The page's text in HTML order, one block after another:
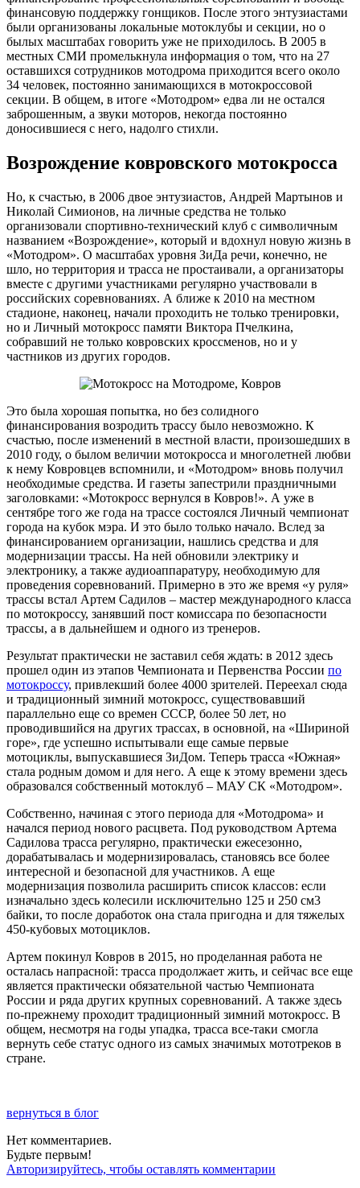
финансовую поддержку гонщиков. После этого энтузиастами
были организованы локальные мотоклубы и секции, но о
былых масштабах говорить уже не приходилось. В 2005 в
местных СМИ промелькнула информация о том, что на 27
оставшихся сотрудников мотодрома приходится всего около
34 человек, постоянно занимающихся в мотокроссовой
секции. В общем, в итоге «Мотодром» едва ли не остался
заброшенным, а звуки моторов, некогда постоянно
доносившиеся с него, надолго стихли.
Возрождение ковровского мотокросса
Но, к счастью, в 2006 двое энтузиастов, Андрей Мартынов и
Николай Симионов, на личные средства не только
организовали спортивно-технический клуб с символичным
названием «Возрождение», который и вдохнул новую жизнь в
«Мотодром». О масштабах уровня ЗиДа речи, конечно, не
шло, но территория и трасса не простаивали, а организаторы
вместе с другими участниками регулярно участвовали в
российских соревнованиях. А ближе к 2010 на местном
стадионе, наконец, начали проходить не только тренировки,
но и Личный мотокросс памяти Виктора Пчелкина,
собравший не только ковровских кроссменов, но и у
частников из других городов.
Это была хорошая попытка, но без солидного
финансирования возродить трассу было невозможно. К
счастью, после изменений в местной власти, произошедших в
2010 году, о былом величии мотокросса и многолетней любви
к нему Ковровцев вспомнили, и «Мотодром» вновь получил
необходимые средства. И газеты запестрили праздничными
заголовками: «Мотокросс вернулся в Ковров!». А уже в
сентябре того же года на трассе состоялся Личный чемпионат
города на кубок мэра. И это было только начало. Вслед за
финансированием организации, нашлись средства и для
модернизации трассы. На ней обновили электрику и
электронику, а также аудиоаппаратуру, необходимую для
проведения соревнований. Примерно в это же время «у руля»
трассы встал Артем Садилов – мастер международного класса
по мотокроссу, занявший пост комиссара по безопасности
трассы, а в дальнейшем и одного из тренеров.
Результат практически не заставил себя ждать: в 2012 здесь
прошел один из этапов Чемпионата и Первенства России по
мотокроссу, привлекший более 4000 зрителей. Переехал сюда
и традиционный зимний мотокросс, существовавший
параллельно еще со времен СССР, более 50 лет, но
проводившийся на других трассах, в основной, на «Шириной
горе», где успешно испытывали еще самые первые
мотоциклы, выпускавшиеся ЗиДом. Теперь трасса «Южная»
стала родным домом и для него. А еще к этому времени здесь
образовался собственный мотоклуб – МАУ СК «Мотодром».
Собственно, начиная с этого периода для «Мотодрома» и
начался период нового расцвета. Под руководством Артема
Садилова трасса регулярно, практически ежесезонно,
дорабатывалась и модернизировалась, становясь все более
интересной и безопасной для участников. А еще
модернизация позволила расширить список классов: если
изначально здесь колесили исключительно 125 и 250 см3
байки, то после доработок она стала пригодна и для тяжелых
450-кубовых мотоциклов.
Артем покинул Ковров в 2015, но проделанная работа не
осталась напрасной: трасса продолжает жить, и сейчас все еще
является практически обязательной частью Чемпионата
России и ряда других крупных соревнований. А также здесь
по-прежнему проходит традиционный зимний мотокросс. В
общем, несмотря на годы упадка, трасса все-таки смогла
вернуть себе статус одного из самых значимых мототреков в
стране.
вернуться в блог
Нет комментариев.
Будьте первым!
Авторизируйтесь, чтобы оставлять комментарии